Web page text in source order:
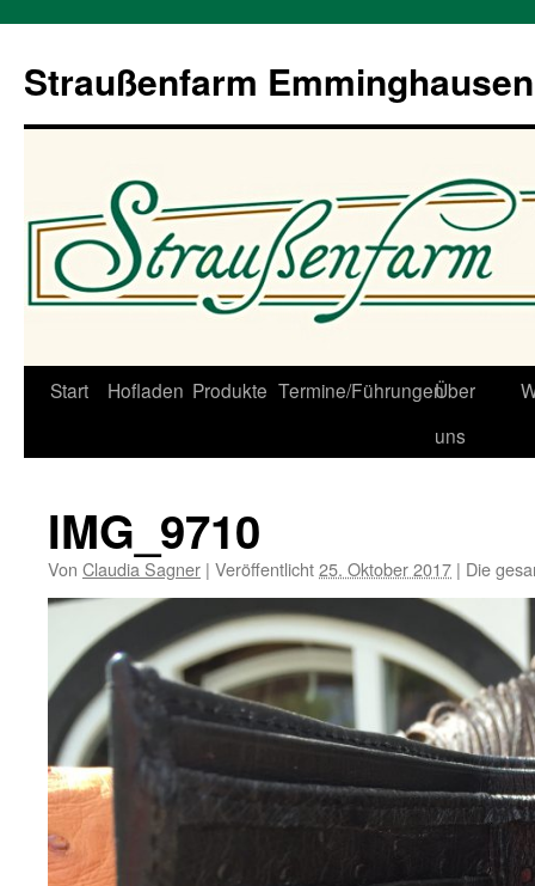
Straußenfarm Emminghausen
Zum
Start Hofladen Produkte Termine/FührungenÜber
uns
IMG_9710
Von Claudia Sagner | Veröffentlicht25. Oktober 2017 | Die